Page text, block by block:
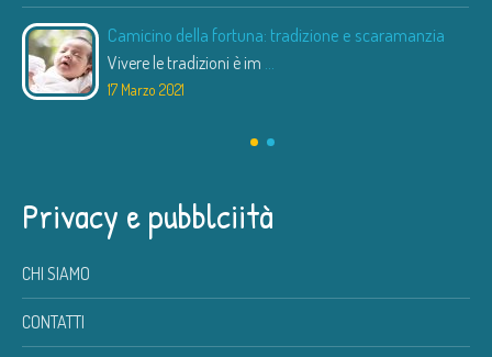
Camicino della fortuna: tradizione e scaramanzia
Vivere le tradizioni è im
17 Marzo 2021
Privacy e pubblciità
CHI SIAMO
CONTATTI